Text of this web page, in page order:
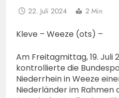
22. Juli 2024 2 Min
Kleve – Weeze (ots) –
Am Freitagmittag, 19. Juli
kontrollierte die
Niederrhein in Weeze
Niederländer im Rahmen